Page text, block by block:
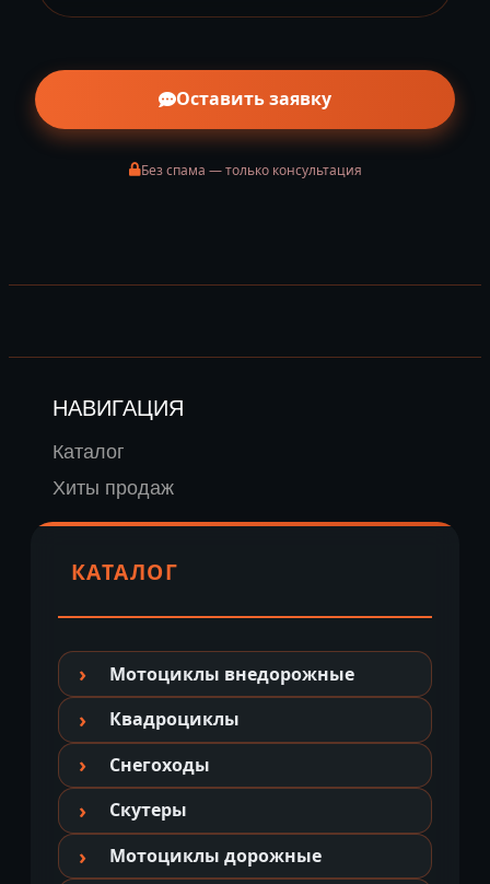
Оставить заявку
Без спама — только консультация
НАВИГАЦИЯ
Каталог
Хиты продаж
КАТАЛОГ
Мотоциклы внедорожные
Квадроциклы
Снегоходы
Скутеры
Мотоциклы дорожные